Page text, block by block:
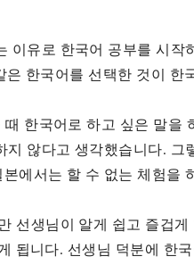
이유로 한국어 공부를 시작
한국어를 선택한 것이 한
한국어로 하고 싶은 말을
않다고 생각했습니다. 그
에서는 할 수 없는 체험을
선생님이 알게 쉽고 즐겁게
됩니다. 선생님 덕분에 한